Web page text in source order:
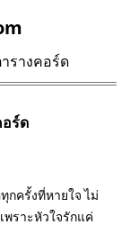
รางคอร์ด
อร์ด
กครั้งที่หายใจ ไม่
พราะหัวใจรักแค่